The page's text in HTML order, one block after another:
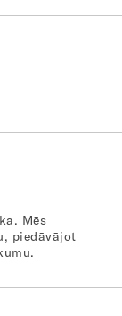
Mēs
piedāvājot